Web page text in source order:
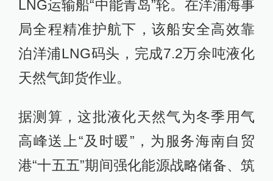
LNG运输船“中能青岛”轮。在洋浦海事
局全程精准护航下，该船安全高效靠
泊洋浦LNG码头，完成7.2万余吨液化
天然气卸货作业。
据测算，这批液化天然气为冬季用气
高峰送上“及时暖”，为服务海南自贸
港“十五五”期间强化能源战略储备、筑